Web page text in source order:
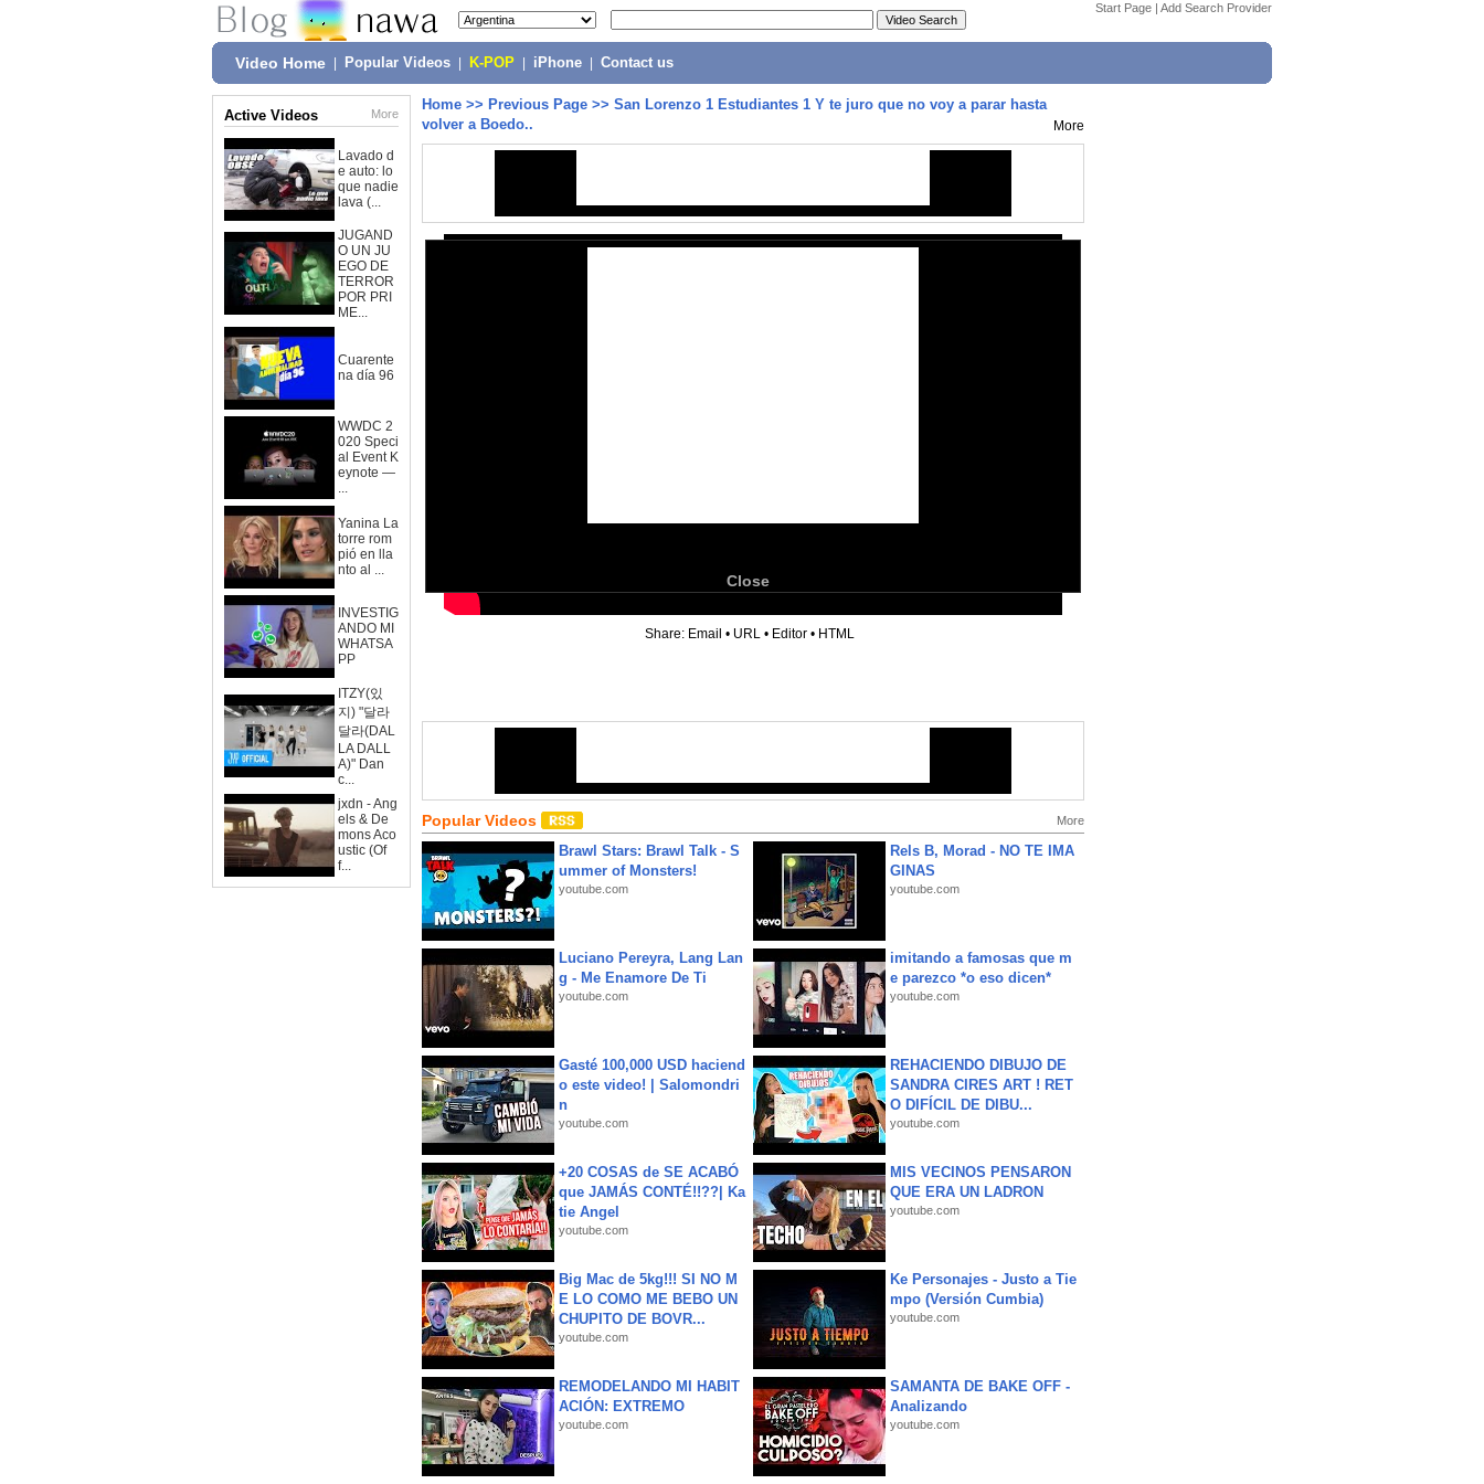
Start Page | Add Search Provider
Video Home Popular Videos K-POP iPhone Contact us
Active Videos More
Lavado d
e auto: lo
que nadie
lava (...
JUGAND
O UN JU
EGO DE
TERROR
POR PRI
ME...
Cuarente
na día 96
WWDC 2
020 Speci
al Event K
eynote —
...
Yanina La
torre rom
pió en lla
nto al ...
INVESTIG
ANDO MI
WHATSA
PP
ITZY(있
지) "달라
달라(DAL
LA DALL
A)" Dan
c...
jxdn - Ang
els & De
mons Aco
ustic (Of
f...
Home >> Previous Page >> San Lorenzo 1 Estudiantes 1 Y te juro que no voy a parar hasta
volver a Boedo..
More
Close
Share: Email • URL • Editor • HTML
Popular Videos More
Brawl Stars: Brawl Talk - S
ummer of Monsters!
youtube.com
Rels B, Morad - NO TE IMA
GINAS
youtube.com
Luciano Pereyra, Lang Lan
g - Me Enamore De Ti
youtube.com
imitando a famosas que m
e parezco *o eso dicen*
youtube.com
Gasté 100,000 USD haciend
o este video! | Salomondri
n
youtube.com
REHACIENDO DIBUJO DE
SANDRA CIRES ART ! RET
O DIFÍCIL DE DIBU...
youtube.com
+20 COSAS de SE ACABÓ
que JAMÁS CONTÉ!!??| Ka
tie Angel
youtube.com
MIS VECINOS PENSARON
QUE ERA UN LADRON
youtube.com
Big Mac de 5kg!!! SI NO M
E LO COMO ME BEBO UN
CHUPITO DE BOVR...
youtube.com
Ke Personajes - Justo a Tie
mpo (Versión Cumbia)
youtube.com
REMODELANDO MI HABIT
ACIÓN: EXTREMO
youtube.com
SAMANTA DE BAKE OFF -
Analizando
youtube.com